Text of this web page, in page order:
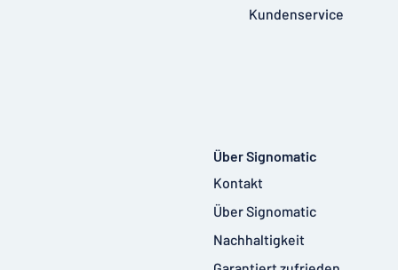
Kundenservice
Über Signomatic
Kontakt
Über Signomatic
Nachhaltigkeit